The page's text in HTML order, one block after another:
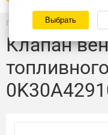
Выбрать
Главная / Каталог
Клапан